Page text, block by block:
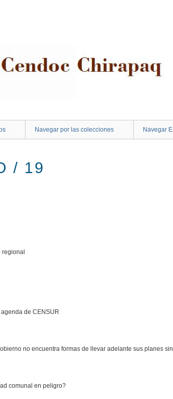
Navegar por las colecciones Navegar
/ 19
regional
de CENSUR
no encuentra formas de llevar adelante sus planes
comunal en peligro?